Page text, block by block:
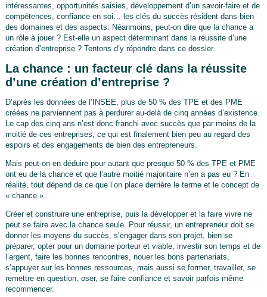
intéressantes, opportunités saisies, développement d’un savoir-faire et de
compétences, confiance en soi… les clés du succès résident dans bien
des domaines et des aspects. Néanmoins, peut-on dire que la chance a
un rôle à jouer ? Est-elle un aspect déterminant dans la réussite d’une
création d’entreprise ? Tentons d’y répondre dans ce dossier.
La chance : un facteur clé dans la réussite
d’une création d’entreprise ?
D’après les données de l’INSEE, plus de 50 % des TPE et des PME
créées ne parviennent pas à perdurer au-delà de cinq années d’existence.
Le cap des cinq ans n’est donc franchi avec succès que par moins de la
moitié de ces entreprises, ce qui est finalement bien peu au regard des
espoirs et des engagements de bien des entrepreneurs.
Mais peut-on en déduire pour autant que presque 50 % des TPE et PME
ont eu de la chance et que l’autre moitié majoritaire n’en a pas eu ? En
réalité, tout dépend de ce que l’on place derrière le terme et le concept de
« chance ».
Créer et construire une entreprise, puis la développer et la faire vivre ne
peut se faire avec la chance seule. Pour réussir, un entrepreneur doit se
donner les moyens du succès, s’engager dans son projet, bien se
préparer, opter pour un domaine porteur et viable, investir son temps et de
l’argent, faire les bonnes rencontres, nouer les bons partenariats,
s’appuyer sur les bonnes ressources, mais aussi se former, travailler, se
remettre en question, oser, se faire confiance et savoir parfois même
recommencer.